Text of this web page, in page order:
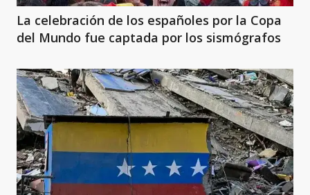
La celebración de los españoles por la Copa
del Mundo fue captada por los sismógrafos